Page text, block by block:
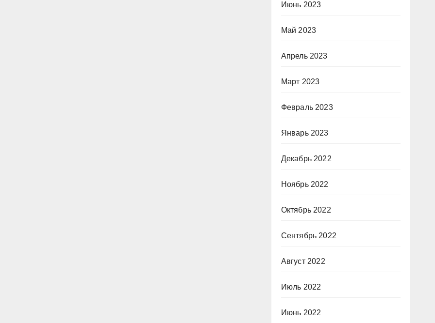
Июнь 2023
Май 2023
Апрель 2023
Март 2023
Февраль 2023
Январь 2023
Декабрь 2022
Ноябрь 2022
Октябрь 2022
Сентябрь 2022
Август 2022
Июль 2022
Июнь 2022